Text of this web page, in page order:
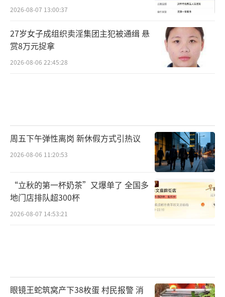
2026-08-07 13:00:37
27岁女子成组织卖淫集团主犯被通缉 悬
赏8万元捉拿
2026-08-06 22:45:28
周五下午弹性离岗 新休假方式引热议
2026-08-06 11:20:53
“立秋的第一杯奶茶”又爆单了 全国多
地门店排队超300杯
2026-08-07 14:53:21
眼镜王蛇筑窝产下38枚蛋 村民报警 消